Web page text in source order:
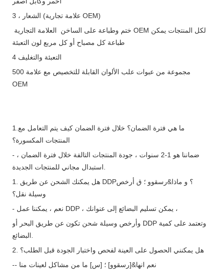
3 ، الشعار (علامة تجارية OEM)
طباعة كل مصباح أو كل مربع لون التعبئة
4 التعبئة والتغليف
500 مجموعة من عبوات علب الألوان القابلة للتخصيص مع علامة
OEM
1.ما هي فترة الضمان؟ خلال فترة الضمان كيف يتم التعامل مع
- ضماننا هو 1-2 سنوات ، جودة المنتجات التالفة خلال فترة الضمان ،
1. هل يمكنك الشحن عن طريق DDP؟ و ماذا&رسقوو ؛ ق أرخص
وسيلة نقل؟
- نعم ، يمكننا عمل DDP ، يمكن تسليم البضائع إلى عنوانك ،
وأرخص وسيلة شحن تكون عن طريق البحر أو DDP وتعتمد على كمية
2. هل يمكنني الحصول على العينة لفحص واختبار الجودة قبل الطلب؟
-- نعم انها&[رسقوو] ؛ [س] ما من مشاكل لعينات منا